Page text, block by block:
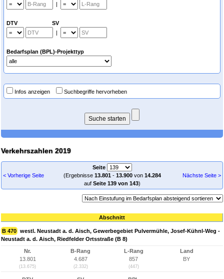
|
DTV SV
|
Bedarfsplan (BPL)-Projekttyp
Infos anzeigen Suchbegriffe hervorheben
Verkehrszahlen 2019
< Vorherige Seite
Seite
(Ergebnisse 13.801- 13.900von 14.284
auf Seite 139 von 143)
Nächste Seite >
Abschnitt
B 470 westl. Neustadt a. d. Aisch, Gewerbegebiet Pulvermühle, Josef-Kühnl-Weg -
Neustadt a. d. Aisch, Riedfelder Ortsstraße (B 8)
Nr.
13.801
(13.675)
B-Rang
4.687
(2.332)
L-Rang
857
(447)
Land
BY